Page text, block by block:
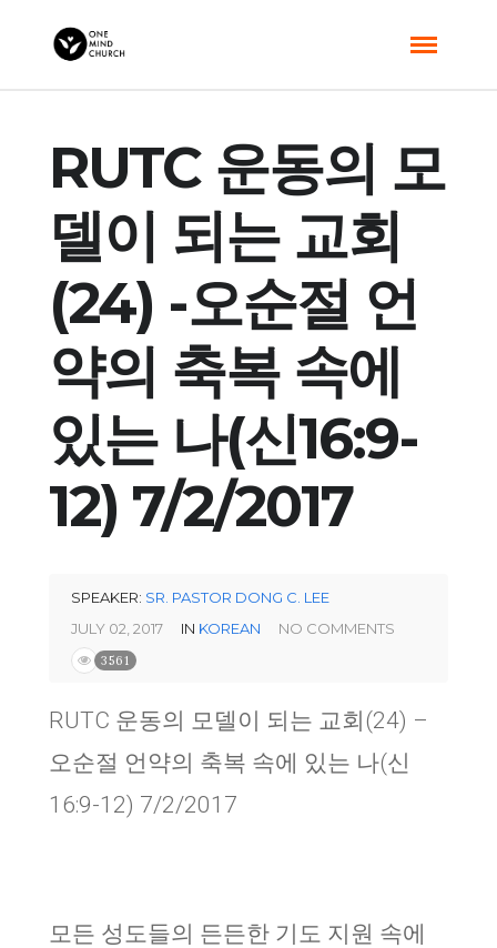
RUTC 운동의 모
델이 되는 교회
(24) -오순절 언
약의 축복 속에
있는 나(신16:9-
12) 7/2/2017
SPEAKER: SR. PASTOR DONG C. LEE
JULY 02, 2017
IN KOREAN NO COMMENTS
3561
RUTC 운동의 모델이 되는 교회 (24) –
오순절 언약의 축복 속에 있는 나(신
16:9-12) 7/2/2017
모든 성도들의 든든한 기도 지원 속에